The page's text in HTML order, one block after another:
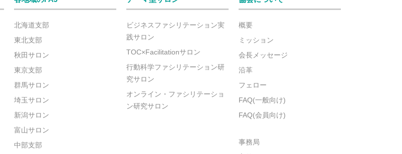
北海道支部
東北支部
秋田サロン
東京支部
群馬サロン
埼玉サロン
新潟サロン
富山サロン
中部支部
ビジネスファシリテーション実
践サロン
TOC×Facilitationサロン
行動科学ファシリテーション研
究サロン
オンライン・ファシリテーショ
ン研究サロン
概要
ミッション
会長メッセージ
沿革
フェロー
FAQ(一般向け)
FAQ(会員向け)
事務局